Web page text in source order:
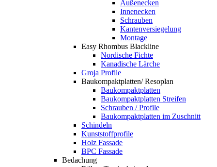
Außenecken
Innenecken
Schrauben
Kantenversiegelung
Montage
Easy Rhombus Blackline
Nordische Fichte
Kanadische Lärche
Groja Profile
Baukompaktplatten/ Resoplan
Baukompaktplatten
Baukompaktplatten Streifen
Schrauben / Profile
Baukompaktplatten im Zuschnitt
Schindeln
Kunststoffprofile
Holz Fassade
BPC Fassade
Bedachung